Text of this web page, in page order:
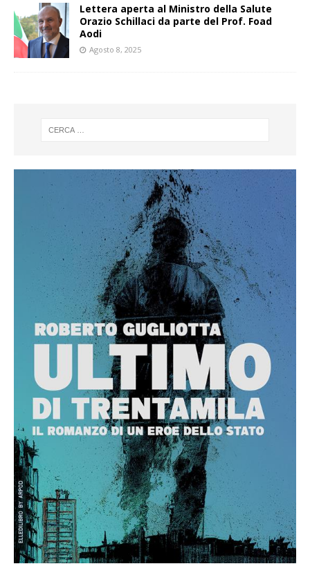
Lettera aperta al Ministro della Salute
Orazio Schillaci da parte del Prof. Foad
Aodi
Agosto 8, 2025